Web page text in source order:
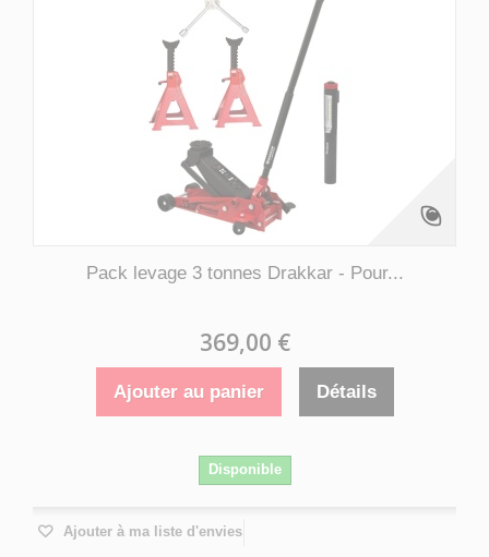
Pack levage 3 tonnes Drakkar - Pour...
369,00 €
Ajouter au panier Détails
Disponible
Ajouter à ma liste d'envies